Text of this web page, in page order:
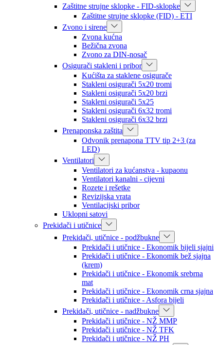
Zaštitne strujne sklopke - FID-sklopke
Zaštitne strujne sklopke (FID) - ETI
Zvono i sirene
Zvona kućna
Bežična zvona
Zvono za DIN-nosač
Osigurači stakleni i pribor
Kućišta za staklene osigurače
Stakleni osigurači 5x20 tromi
Stakleni osigurači 5x20 brzi
Stakleni osigurači 5x25
Stakleni osigurači 6x32 tromi
Stakleni osigurači 6x32 brzi
Prenaponska zaštita
Odvonik prenapona TTV tip 2+3 (za
LED)
Ventilatori
Ventilatori za kućanstva - kupaonu
Ventilatori kanalni - cijevni
Rozete i rešetke
Revizijska vrata
Ventilacijski pribor
Uklopni satovi
Prekidači i utičnice
Prekidači, utičnice - podžbukne
Prekidači i utičnice - Ekonomik bijeli sjajni
Prekidači i utičnice - Ekonomik bež sjajna
(krem)
Prekidači i utičnice - Ekonomik srebrna
mat
Prekidači i utičnice - Ekonomik crna sjajna
Prekidači i utičnice - Asfora bijeli
Prekidači, utičnice - nadžbukne
Prekidači i utičnice - NŽ MMP
Prekidači i utičnice - NŽ TFK
Prekidači i utičnice - NŽ PH